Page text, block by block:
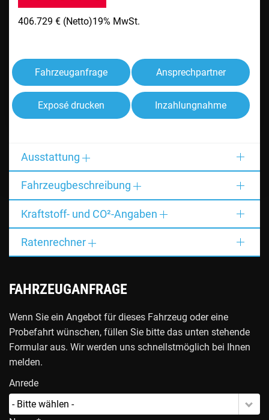
406.729 € (Netto)19% MwSt.
Fahrzeuganfrage Ansprechpartner
Exposé drucken Inzahlungnahme
Ausstattung
Fahrzeugbeschreibung
Kraftstoff- und CO²-Angaben
Ratenrechner
FAHRZEUGANFRAGE
Wenn Sie ein Angebot für dieses Fahrzeug oder eine
Probefahrt wünschen, füllen Sie bitte das unten stehende
Formular aus. Wir werden uns schnellstmöglich bei Ihnen
melden.
Anrede
- Bitte wählen -